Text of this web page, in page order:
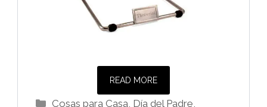
READ MORE
Categorías
Cosas para Casa Día del Padre